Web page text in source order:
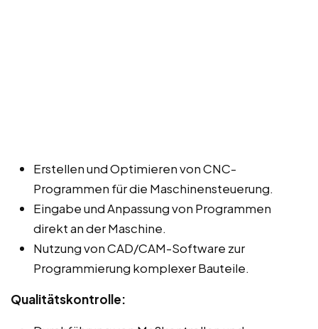
Erstellen und Optimieren von CNC-
Programmen für die Maschinensteuerung.
Eingabe und Anpassung von Programmen
direkt an der Maschine.
Nutzung von CAD/CAM-Software zur
Programmierung komplexer Bauteile.
Qualitätskontrolle: